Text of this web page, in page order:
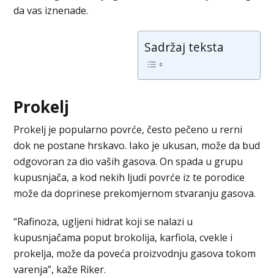
da vas iznenade.
Sadržaj teksta
Prokelj
Prokelj je popularno povrće, često pečeno u rerni
dok ne postane hrskavo. Iako je ukusan, može da bud
odgovoran za dio vaših gasova. On spada u grupu
kupusnjača, a kod nekih ljudi povrće iz te porodice
može da doprinese prekomjernom stvaranju gasova.
“Rafinoza, ugljeni hidrat koji se nalazi u
kupusnjačama poput brokolija, karfiola, cvekle i
prokelja, može da poveća proizvodnju gasova tokom
varenja”, kaže Riker.